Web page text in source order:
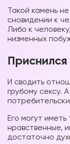
Такой камень
сновидении к
Либо к
низменных
И сводить
грубому сексу.
Его могут
нравственные,
достаточно